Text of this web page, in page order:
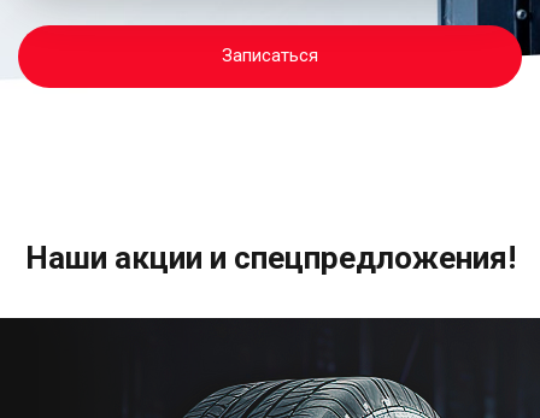
Записаться
Наши акции и спецпредложения!